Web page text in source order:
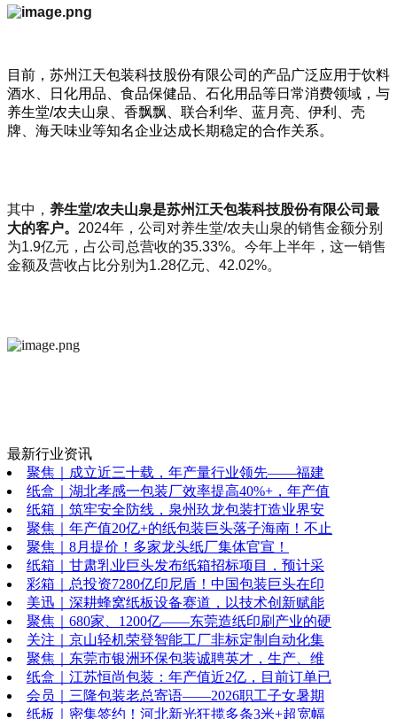
目前，苏州江天包装科技股份有限公司的产品广泛应用于饮料
酒水、日化用品、食品保健品、石化用品等日常消费领域，与
养生堂/农夫山泉、香飘飘、联合利华、蓝月亮、伊利、壳
牌、 海天味业等知名企业达成长期稳定的合作关系。
其中， 养生堂/农夫山泉是苏州江天包装科技股份有限公司最
大的客户。 2024年，公司对养生堂/农夫山泉的销售金额分别
为1.9亿元，占公司总营收的35.33%。今年上半年，这一销售
金额及营收占比分别为1.28亿元、42.02%。
最新行业资讯
聚焦｜成立近三十载，年产量行业领先——福建
纸盒｜湖北孝感一包装厂效率提高40%+，年产值
纸箱｜筑牢安全防线，泉州玖龙包装打造业界安
聚焦｜年产值20亿+的纸包装巨头落子海南！不止
聚焦｜8月提价！多家龙头纸厂集体官宣！
纸箱｜甘肃乳业巨头发布纸箱招标项目，预计采
彩箱｜总投资7280亿印尼盾！中国包装巨头在印
美迅｜深耕蜂窝纸板设备赛道，以技术创新赋能
聚焦｜680家、1200亿——东莞造纸印刷产业的硬
关注｜京山轻机荣登智能工厂非标定制自动化集
聚焦｜东莞市银洲环保包装诚聘英才，生产、维
纸盒｜江苏恒尚包装：年产值近2亿，目前订单已
会员｜三隆包装老总寄语——2026职工子女暑期
纸板｜密集签约！河北新光狂揽多条3米+超宽幅